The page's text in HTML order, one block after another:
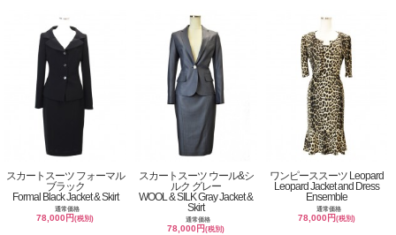
スカートスーツ フォーマル
ブラック
Formal Black Jacket & Skirt
通常価格
78,000円(税別)
スカートスーツ ウール&シ
ルク グレー
WOOL & SILK Gray Jacket &
Skirt
通常価格
78,000円(税別)
ワンピーススーツ Leopard
Leopard Jacket and Dress
Ensemble
通常価格
78,000円(税別)